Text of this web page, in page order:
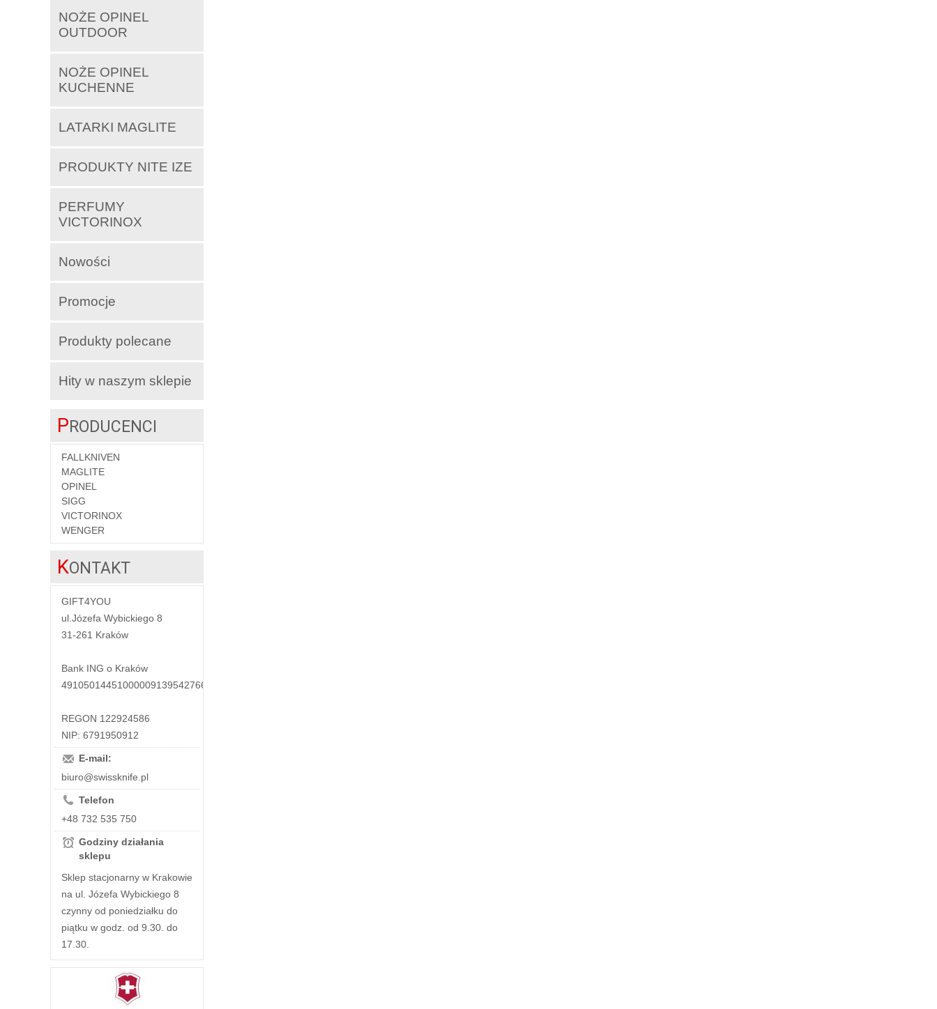
NOŻE OPINEL
OUTDOOR
NOŻE OPINEL
KUCHENNE
LATARKI MAGLITE
PRODUKTY NITE IZE
PERFUMY
VICTORINOX
Nowości
Promocje
Produkty polecane
Hity w naszym sklepie
PRODUCENCI
FALLKNIVEN
MAGLITE
OPINEL
SIGG
VICTORINOX
WENGER
KONTAKT
GIFT4YOU
ul.Józefa Wybickiego 8
31-261 Kraków
Bank ING o Kraków
49105014451000009139542766
REGON 122924586
NIP: 6791950912
E-mail:
biuro@swissknife.pl
Telefon
+48 732 535 750
Godziny działania
sklepu
Sklep stacjonarny w Krakowie
na ul. Józefa Wybickiego 8
czynny od poniedziałku do
piątku w godz. od 9.30. do
17.30.